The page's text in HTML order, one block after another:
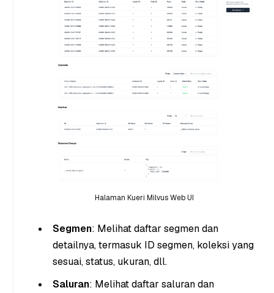
Halaman Kueri Milvus Web UI
Segmen: Melihat daftar segmen dan
detailnya, termasuk ID segmen, koleksi yang
sesuai, status, ukuran, dll.
Saluran: Melihat daftar saluran dan